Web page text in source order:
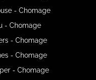
- Chomage
- Chomage
- Chomage
- Chomage
- Chomage